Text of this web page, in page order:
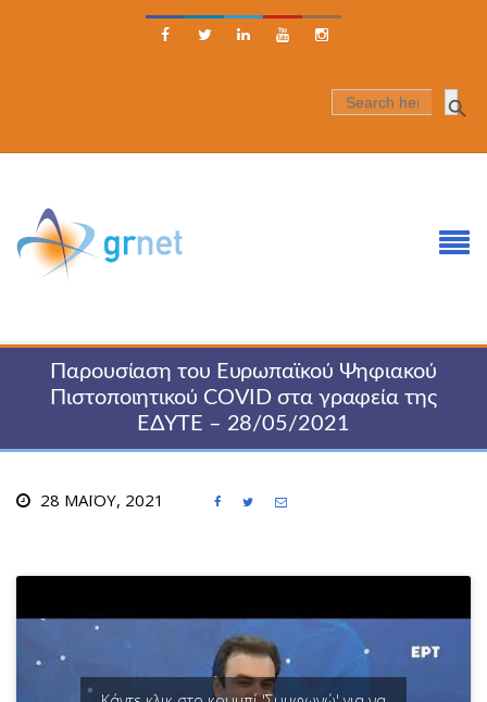
    
Παρουσίαση του Ευρωπαϊκού Ψηφιακού
Πιστοποιητικού COVID στα γραφεία της
ΕΔΥΤΕ – 28/05/2021
28 ΜΑΪ́ΟΥ, 2021   